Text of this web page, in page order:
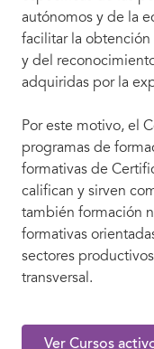
autónomos y de la
facilitar la
y del
adquiridas por la
Por este motivo, el
programas de
formativas de
califican y sirven
también formación
formativas
sectores
transversal.
Ver Cursos